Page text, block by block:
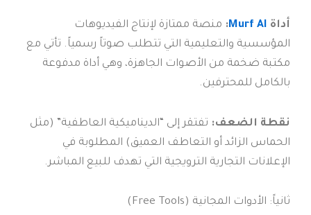
أداةMurf AI
:منصة ممتازة لإنتاج الفيديوهات
المؤسسية والتعليمية التي تتطلب صوتاً رسمياً. تأتي مع
مكتبة ضخمة من الأصوات الجاهزة، وهي أداة مدفوعة
بالكامل للمحترفين.
نقطة الضعف:تفتقر إلى “الديناميكية العاطفية” (مثل
الحماس الزائد أو التعاطف العميق) المطلوبة في
الإعلانات التجارية الترويجية التي تهدف للبيع المباشر.
ثانياً: الأدوات المجانية (Free Tools)